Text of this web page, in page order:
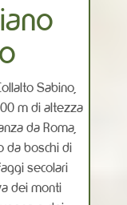
Sabino,
m di altezza
da Roma,
da boschi di
secolari
dei monti